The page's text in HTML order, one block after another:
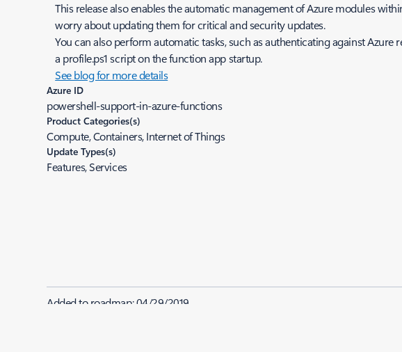
This release also enables the automatic management of Azure modules
worry about updating them for critical and security updates.
You can also perform automatic tasks, such as authenticating against
a profile.ps1 script on the function app startup.
See blog for more details
Azure ID
powershell-support-in-azure-functions
Product Categories(s)
Compute, Containers, Internet of Things
Update Types(s)
Features, Services
Added to roadmap:04/29/2019